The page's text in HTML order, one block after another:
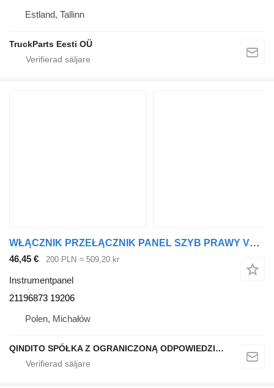
Estland, Tallinn
TruckParts Eesti OÜ
WŁĄCZNIK PRZEŁĄCZNIK PANEL SZYB PRAWY VOLVO FH4 21196873 19206 instrumentpanel
46,45 € 200 PLN ≈ 509,20 kr
Instrumentpanel
21196873 19206
Polen, Michałów
QINDITO SPÓŁKA Z OGRANICZONĄ ODPOWIEDZIALNOŚCIĄ